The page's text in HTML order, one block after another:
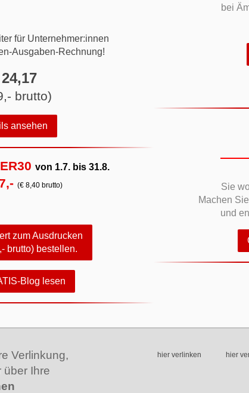
für Unternehmer:innen
Ausgaben-Rechnung!
brutto)
ansehen
bei
von 1.7. bis 31.8.
(€ 8,40 brutto)
zum Ausdrucken
brutto) bestellen.
Blog lesen
Sie
Machen
und
Verlinkung,
über Ihre
hier verlinken hier